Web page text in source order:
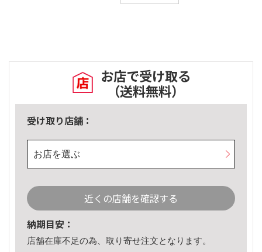
お店で受け取る
（送料無料）
受け取り店舗：
お店を選ぶ
近くの店舗を確認する
納期目安：
店舗在庫不足の為、取り寄せ注文となります。